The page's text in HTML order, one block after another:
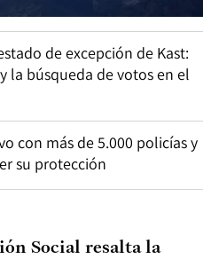
de excepción de Kast:
la búsqueda de votos en el
con más de 5.000 policías y
su protección
Social resalta la